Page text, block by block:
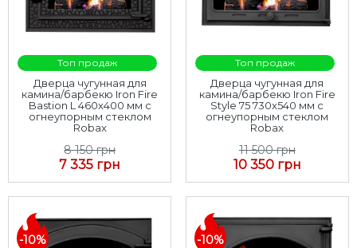
Топ продаж
Дверца чугунная для
камина/барбекю Iron Fire
Bastion L 460x400 мм с
огнеупорным стеклом
Robax
8 150 грн
7 335 грн
Топ продаж
Дверца чугунная для
камина/барбекю Iron Fire
Style 75 730х540 мм с
огнеупорным стеклом
Robax
11 500 грн
10 350 грн
-10% -10%